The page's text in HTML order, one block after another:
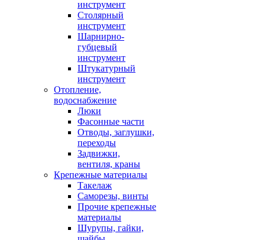
инструмент
Столярный
инструмент
Шарнирно-
губцевый
инструмент
Штукатурный
инструмент
Отопление,
водоснабжение
Люки
Фасонные части
Отводы, заглушки,
переходы
Задвижки,
вентиля, краны
Крепежные материалы
Такелаж
Саморезы, винты
Прочие крепежные
материалы
Шурупы, гайки,